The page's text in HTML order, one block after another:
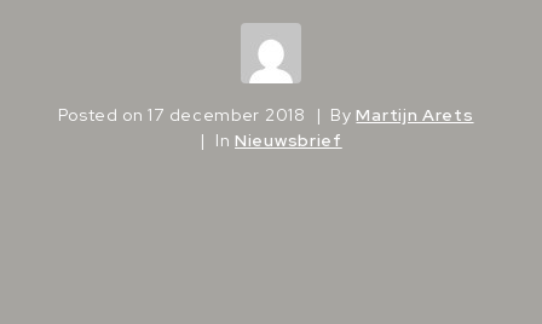
Posted on17 december 2018 ByMartijn Arets
InNieuwsbrief